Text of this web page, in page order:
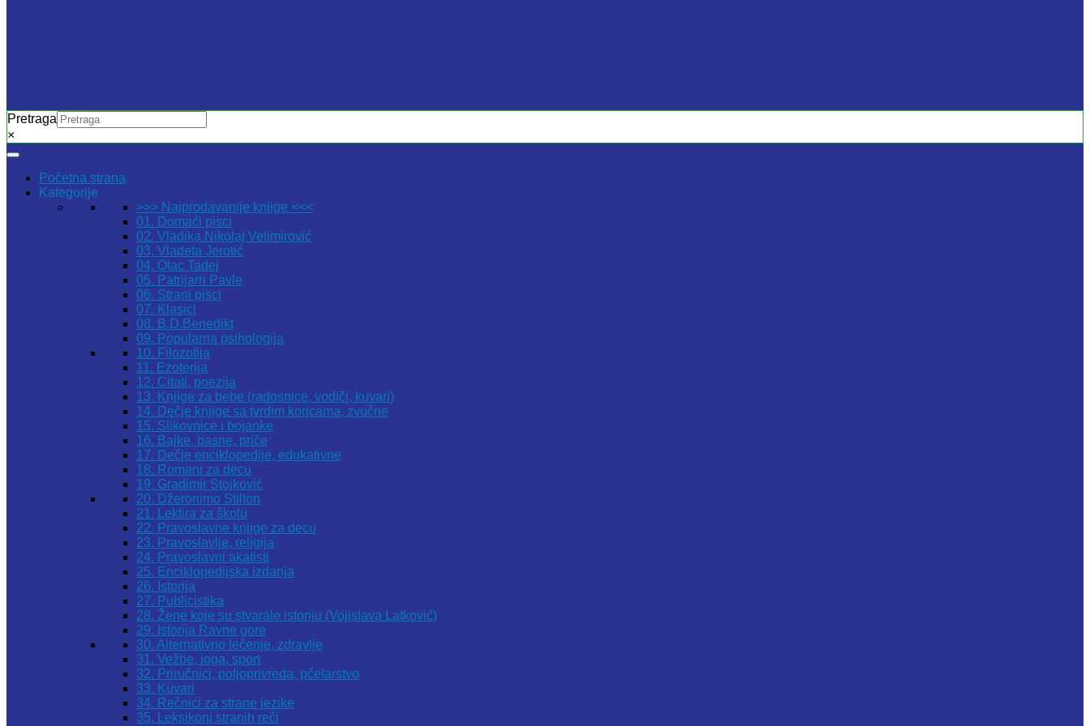
Pretraga
×
Početna strana
Kategorije
>>> Najprodavanije knjige <<<
01. Domaći pisci
02. Vladika Nikolaj Velimirović
03. Vladeta Jerotić
04. Otac Tadej
05. Patrijarh Pavle
06. Strani pisci
07. Klasici
08. B.D.Benedikt
09. Popularna psihologija
10. Filozofija
11. Ezoterija
12. Citati, poezija
13. Knjige za bebe (radosnice, vodiči, kuvari)
14. Dečje knjige sa tvrdim koricama, zvučne
15. Slikovnice i bojanke
16. Bajke, basne, priče
17. Dečje enciklopedije, edukativne
18. Romani za decu
19. Gradimir Stojković
20. Džeronimo Stilton
21. Lektira za školu
22. Pravoslavne knjige za decu
23. Pravoslavlje, religija
24. Pravoslavni akatisti
25. Enciklopedijska izdanja
26. Istorija
27. Publicistika
28. Žene koje su stvarale istoriju (Vojislava Latković)
29. Istorija Ravne gore
30. Alternativno lečenje, zdravlje
31. Vežbe, joga, sport
32. Priručnici, poljoprivreda, pčelarstvo
33. Kuvari
34. Rečnici za strane jezike
35. Leksikoni stranih reči